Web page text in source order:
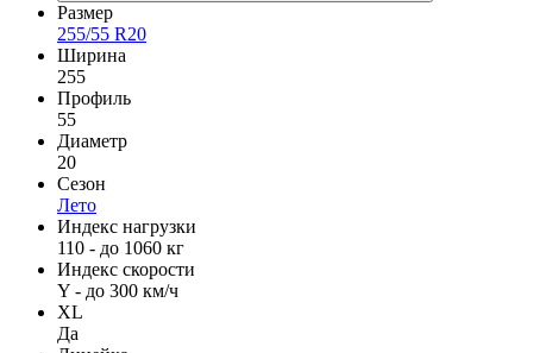
Размер
255/55 R20
Ширина
255
Профиль
55
Диаметр
20
Сезон
Лето
Индекс нагрузки
110 - до 1060 кг
Индекс скорости
Y - до 300 км/ч
XL
Да